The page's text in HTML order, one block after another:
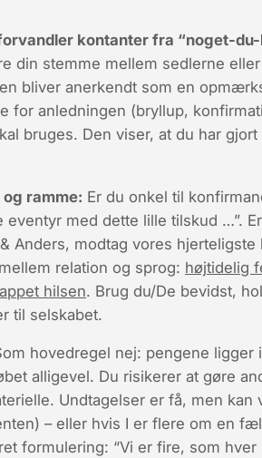
kontanter fra “noget-
din stemme mellem sedlerne
bliver anerkendt som en
for anledningen (bryllup,
bruges. Den viser, at du har
ramme: Er du onkel til
eventyr med dette lille tilskud …”.
Anders, modtag vores
mellem relation og sprog: højtidelig
hilsen. Brug du/De bevidst,
til selskabet.
hovedregel nej: pengene ligger
alligevel. Du risikerer at gøre
Undtagelser er få, men
– eller hvis I er flere om en
formulering: “Vi er fire, som hver